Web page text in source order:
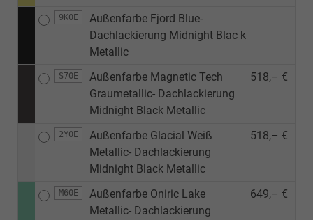
9K0E
Außenfarbe Fjord Blue-
Dachlackierung Midnight Blac k
Metallic
S70E
Außenfarbe Magnetic Tech
Graumetallic- Dachlackierung
Midnight Black Metallic
518,– €
2Y0E
Außenfarbe Glacial Weiß
Metallic- Dachlackierung
Midnight Black Metallic
518,– €
M60E
Außenfarbe Oniric Lake
Metallic- Dachlackierung
649,– €